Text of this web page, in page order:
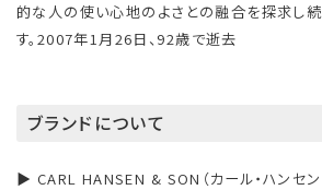
的な人の使い心地のよさとの融合を探求し
す。2007年1月26日、92歳で逝去
ブランドについて
▶ CARL HANSEN & SON（カール・ハンセン